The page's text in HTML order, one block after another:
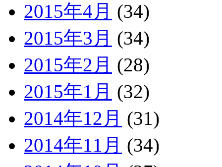
2015年4月 (34)
2015年3月 (34)
2015年2月 (28)
2015年1月 (32)
2014年12月 (31)
2014年11月 (34)